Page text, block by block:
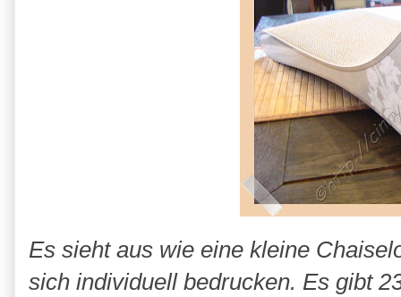
Es sieht aus wie eine kleine
sich individuell bedrucken. Es gibt